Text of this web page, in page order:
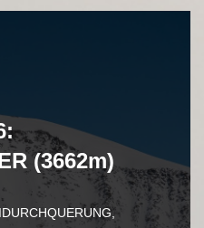
(3662m)
,